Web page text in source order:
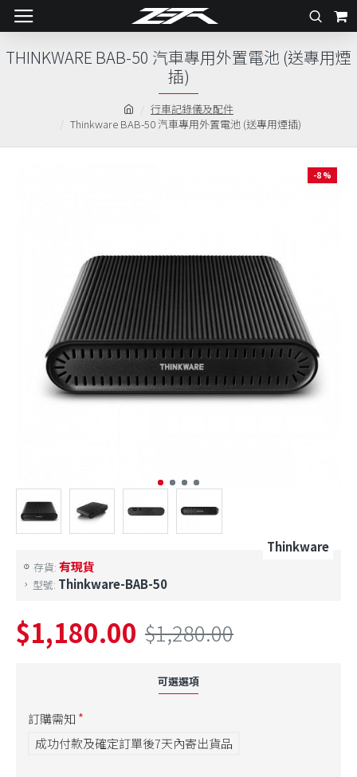
行車記錄儀及配件
Thinkware BAB-50 汽車專用外置電池 (送專用煙插)
THINKWARE BAB-50 汽車專用外置電池 (送專用煙
插)
-8 %
存貨: 有現貨
型號: Thinkware-BAB-50
Thinkware
$1,180.00 $1,280.00
可選選項
訂購需知
成功付款及確定訂單後7天內寄出貨品